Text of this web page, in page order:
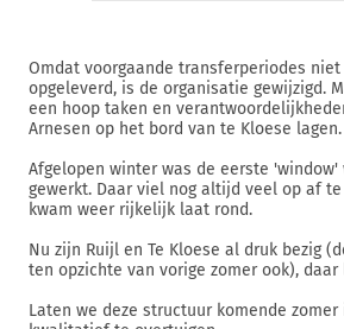
Omdat voorgaande transferperiodes
opgeleverd, is de organisatie gewijzigd.
een hoop taken en
Arnesen op het bord van te Kloese lagen.
Afgelopen winter was de eerste
gewerkt. Daar viel nog altijd veel op af
kwam weer rijkelijk laat rond.
Nu zijn Ruijl en Te Kloese al druk bezig
ten opzichte van vorige zomer ook),
Laten we deze structuur komende